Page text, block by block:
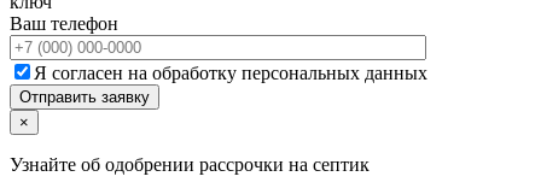
Ваш телефон
Я согласен на обработку персональных данных
×
Узнайте об одобрении рассрочки на септик